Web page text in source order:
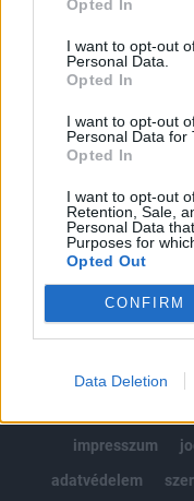
Opted In
I want to opt-out
Personal Data.
Opted In
I want to opt-out
Personal Data for
Opted In
I want to opt-out
Retention, Sale,
Personal Data
Purposes for
Opted Out
CONFIRM
Data Deletion
Portfolio.hu
Kötéslisták:
MÁR
impresszum
adatvédelem